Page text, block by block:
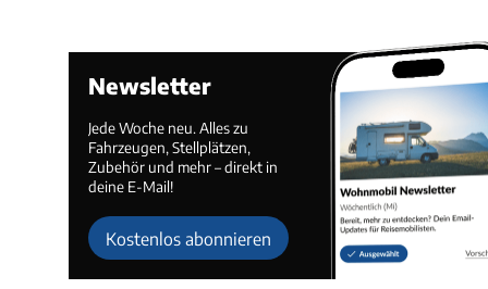
Newsletter
Jede Woche neu. Alles zu
Fahrzeugen, Stellplätzen,
Zubehör und mehr – direkt in
deine E-Mail!
Kostenlos abonnieren